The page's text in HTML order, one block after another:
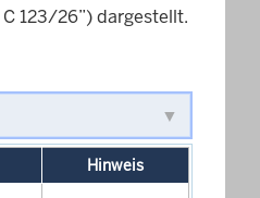
C 123/26”) dargestellt.
Hinweis